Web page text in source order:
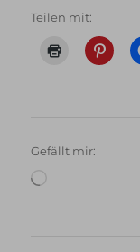
Teilen mit:
Gefällt mir: